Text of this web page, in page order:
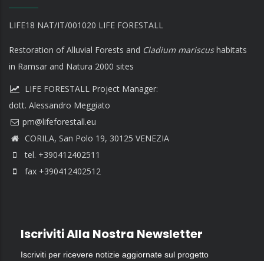
LIFE18 NAT/IT/001020 LIFE FORESTALL
Restoration of Alluvial Forests and Cladium mariscushabitats
in Ramsar and Natura 2000 sites
LIFE FORESTALL Project Manager:
dott. Alessandro Meggiato
CORILA, San Polo 19, 30125 VENEZIA
tel. +390412402511
fax +390412402512
Iscriviti Alla Nostra Newsletter
Iscriviti per ricevere notizie aggiornate sul progetto